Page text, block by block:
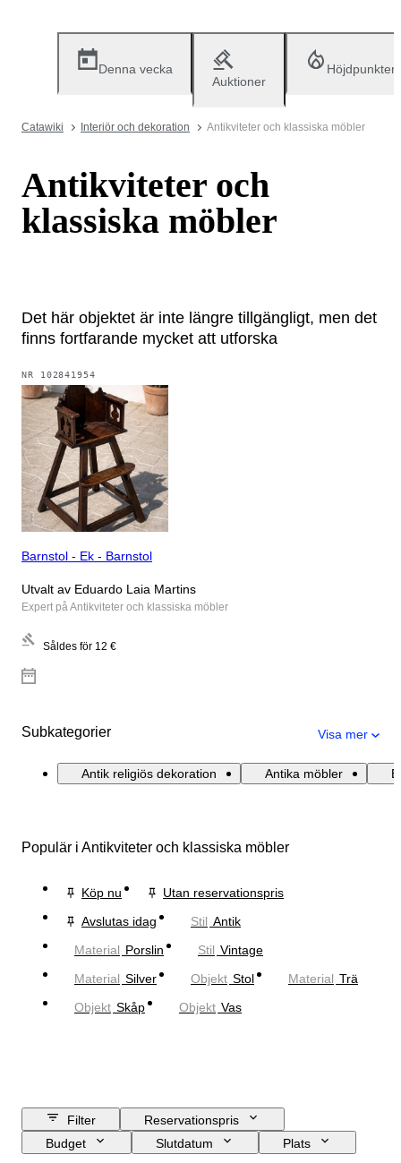
Denna vecka
Auktioner
Höjdpunkter
Catawiki Interiör och dekoration Antikviteter och klassiska möbler
Antikviteter och
klassiska möbler
Det här objektet är inte längre tillgängligt, men det
finns fortfarande mycket att utforska
NR 102841954
Barnstol - Ek - Barnstol
Utvalt av Eduardo Laia Martins
Expert på Antikviteter och klassiska möbler
Såldes för 12 €
Subkategorier Visa mer
Antik religiös dekoration Antika möbler
Populär i Antikviteter och klassiska möbler
Köp nu
Utan reservationspris
Avslutas idag
Stil Antik
Material Porslin Stil Vintage
Material Silver Objekt Stol Material Trä
Objekt Skåp Objekt Vas
Filter
Reservationspris
Budget
Slutdatum
Plats